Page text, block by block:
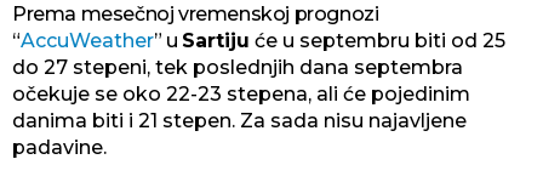
Prema mesečnoj vremenskoj prognozi
“AccuWeather” u Sartiju će u septembru biti od 25
do 27 stepeni, tek poslednjih dana septembra
očekuje se oko 22-23 stepena, ali će pojedinim
danima biti i 21 stepen. Za sada nisu najavljene
padavine.